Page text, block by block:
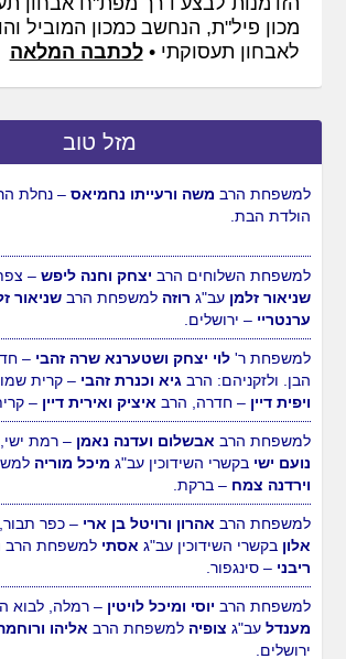
מכון פיל"ת, הנחשב כמכון המוביל
לאבחון תעסוקתי •לכתבה המלאה
מזל טוב
למשפחת הרב יוסי ומיכל לויטין– רמלה, לבוא
מענדל עב"ג
למשפחת הרבמשה ורעייתו נחמיאס– נחלת הר
הולדת הבת.
למשפחת השלוחים הרביצחק וחנה ליפש–
שניאור זלמןעב"גרוזהלמשפחת הרב שניאור
ערנטריי– ירושלים.
למשפחת ר'לוי יצחק ושטערנא שרה זהבי–
הבן. ולזקניהם: הרבגיא וכנרת זהבי– קרית
ויפית דיין– חדרה, הרב
למשפחת הרב אבשלום ועדנה נאמן– רמת
נועם ישיבקשרי השידוכין עב"גמיכל מוריה
וירדנה צמח– ברקת.
למשפחת הרב אהרון ורויטל בן ארי– כפר
אלוןבקשרי השידוכין עב"גאסתילמשפחת הרב
ריבני– סינגפור.